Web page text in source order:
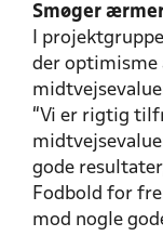
Smøger
I
der optimisme
“Vi er rigtig
gode
Fodbold for
mod nogle